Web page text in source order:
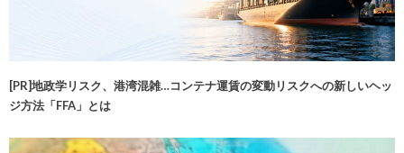
[PR]地政学リスク、港湾混雑…コンテナ運賃の変動リスクへの新しいヘッ
ジ方法「FFA」とは